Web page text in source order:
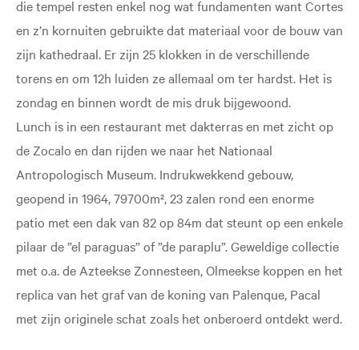
die tempel resten enkel nog wat fundamenten want Cortes
en z’n kornuiten gebruikte dat materiaal voor de bouw van
zijn kathedraal. Er zijn 25 klokken in de verschillende
torens en om 12h luiden ze allemaal om ter hardst. Het is
zondag en binnen wordt de mis druk bijgewoond.
Lunch is in een restaurant met dakterras en met zicht op
de Zocalo en dan rijden we naar het Nationaal
Antropologisch Museum. Indrukwekkend gebouw,
geopend in 1964, 79700m², 23 zalen rond een enorme
patio met een dak van 82 op 84m dat steunt op een enkele
pilaar de ”el paraguas” of ”de paraplu”. Geweldige collectie
met o.a. de Azteekse Zonnesteen, Olmeekse koppen en het
replica van het graf van de koning van Palenque, Pacal
met zijn originele schat zoals het onberoerd ontdekt werd.